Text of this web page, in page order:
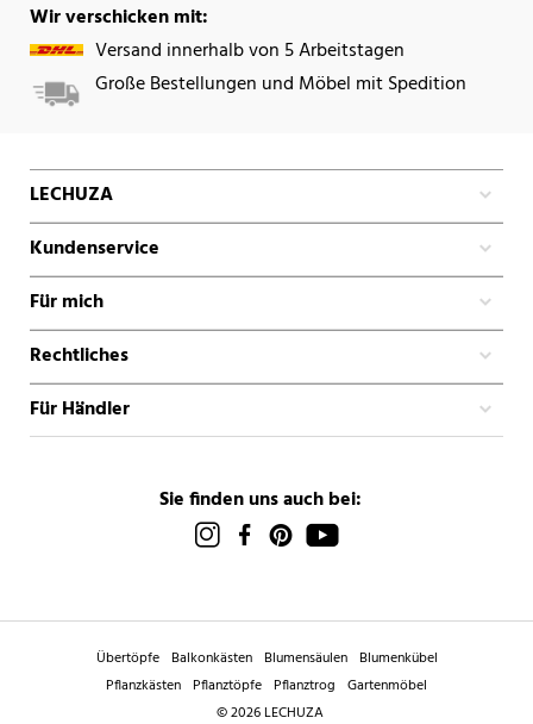
Wir verschicken mit:
Versand innerhalb von 5 Arbeitstagen
Große Bestellungen und Möbel mit Spedition
LECHUZA
Kundenservice
Für mich
Rechtliches
Für Händler
Sie finden uns auch bei:
Übertöpfe Balkonkästen Blumensäulen Blumenkübel
Pflanzkästen Pflanztöpfe Pflanztrog Gartenmöbel
© 2026 LECHUZA